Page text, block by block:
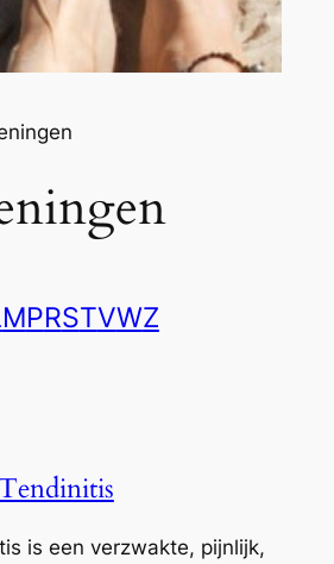
MPRSTVWZ
is een verzwakte, pijnlijk,